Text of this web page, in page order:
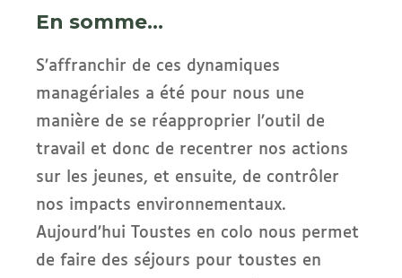
En somme...
S’affranchir de ces dynamiques
managériales a été pour nous une
manière de se réapproprier l’outil de
travail et donc de recentrer nos actions
sur les jeunes, et ensuite, de contrôler
nos impacts environnementaux.
Aujourd’hui Toustes en colo nous permet
de faire des séjours pour toustes en